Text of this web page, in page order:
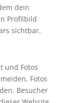
dein
Profilbild
sichtbar.
und Fotos
Fotos
Besucher